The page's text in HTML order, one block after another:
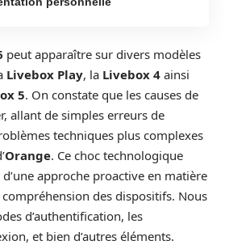
peut apparaître sur divers modèles
Livebox Play, la Livebox 4 ainsi
5. On constate que les causes de
allant de simples erreurs de
techniques plus complexes
Orange. Ce choc technologique
approche proactive en matière
des dispositifs. Nous
d’authentification, les
et bien d’autres éléments.